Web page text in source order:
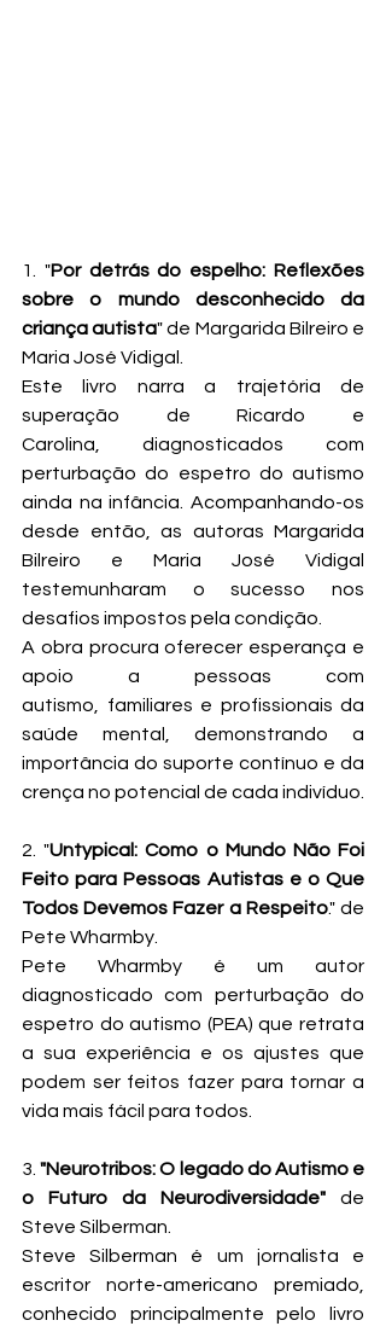
1. "Por detrás do espelho: Reflexões
sobre o mundo desconhecido da
criança autista" de Margarida Bilreiro e
Maria José Vidigal.
Este livro narra a trajetória de
superação de Ricardo e
Carolina, diagnosticados com
perturbação do espetro do autismo
ainda na infância. Acompanhando-os
desde então, as autoras Margarida
Bilreiro e Maria José Vidigal
testemunharam o sucesso nos
desafios impostos pela condição.
A obra procura oferecer esperança e
apoio a pessoas com
autismo, familiares e profissionais da
saúde mental, demonstrando a
importância do suporte contínuo e da
crença no potencial de cada indivíduo.
2. "Untypical: Como o Mundo Não Foi
Feito para Pessoas Autistas e o Que
Todos Devemos Fazer a Respeito." de
Pete Wharmby.
Pete Wharmby é um autor
diagnosticado com perturbação do
espetro do autismo (PEA) que retrata
a sua experiência e os ajustes que
podem ser feitos fazer para tornar a
vida mais fácil para todos.
3. "Neurotribos: O legado do Autismo e
o Futuro da Neurodiversidade"
Steve Silberman.
Steve Silberman é um jornalista e
escritor norte-americano premiado,
conhecido principalmente pelo livro